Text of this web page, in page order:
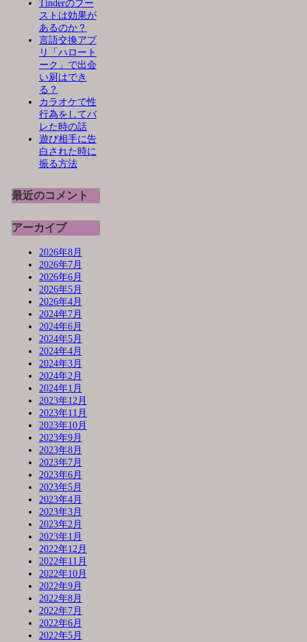
Tinderのブー
ストは効果が
あるのか？
言語交換アプ
リ「ハロート
ーク」で出会
い厨はでき
る？
カラオケで性
行為をしてバ
レた時の話
遊び相手に告
白された時に
振る方法
最近のコメント
アーカイブ
2026年8月
2026年7月
2026年6月
2026年5月
2026年4月
2024年7月
2024年6月
2024年5月
2024年4月
2024年3月
2024年2月
2024年1月
2023年12月
2023年11月
2023年10月
2023年9月
2023年8月
2023年7月
2023年6月
2023年5月
2023年4月
2023年3月
2023年2月
2023年1月
2022年12月
2022年11月
2022年10月
2022年9月
2022年8月
2022年7月
2022年6月
2022年5月